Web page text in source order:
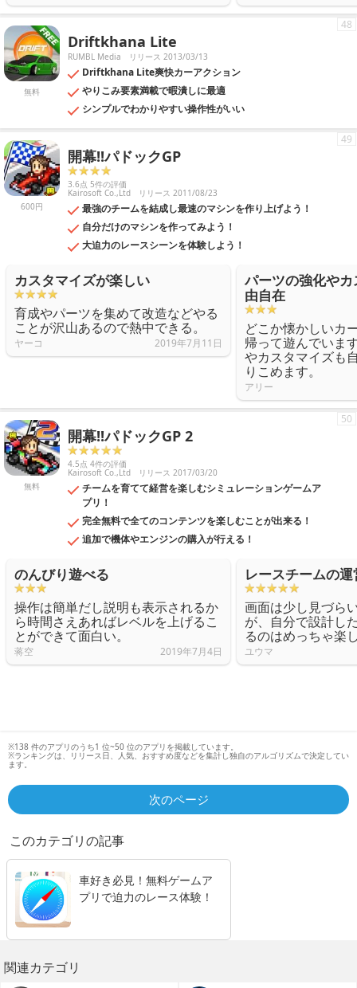
無料
Driftkhana Lite
RUMBL Media リリース 2013/03/13
Driftkhana Lite爽快カーアクション
やりこみ要素満載で暇潰しに最適
シンプルでわかりやすい操作性がいい
48
600円
開幕!!パドックGP
3.6点 5件の評価
Kairosoft Co.,Ltd リリース 2011/08/23
最強のチームを結成し最速のマシンを作り上げよう！
自分だけのマシンを作ってみよう！
大迫力のレースシーンを体験しよう！
49
カスタマイズが楽しい
育成やパーツを集めて改造などやる
ことが沢山あるので熱中できる。
ヤーコ 2019年7月11日
パーツの強化や
由自在
どこか懐かしいカ
帰って遊んでいま
やカスタマイズも
りこめます。
アリー
無料
開幕!!パドックGP 2
4.5点 4件の評価
Kairosoft Co.,Ltd リリース 2017/03/20
チームを育てて経営を楽しむシミュレーションゲームア
プリ！
完全無料で全てのコンテンツを楽しむことが出来る！
追加で機体やエンジンの購入が行える！
50
のんびり遊べる
操作は簡単だし説明も表示されるか
ら時間さえあればレベルを上げるこ
とができて面白い。
蒋空 2019年7月4日
レースチームの
画面は少し見づら
が、自分で設計し
るのはめっちゃ楽
ユウマ
※138 件のアプリのうち1 位~50 位のアプリを掲載しています。
※ランキングは、リリース日、人気、おすすめ度などを集計し独自のアルゴリズムで決定してい
ます。
次のページ
このカテゴリの記事
車好き必見！無料ゲームア
プリで迫力のレース体験！
関連カテゴリ